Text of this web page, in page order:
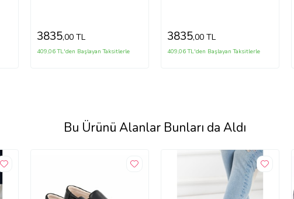
3835,00 TL
409,06 TL'den Başlayan Taksitlerle
3835,00 TL
409,06 TL'den Başlayan Taksitlerle
Bu Ürünü Alanlar Bunları da Aldı